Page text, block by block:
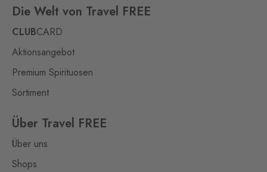
Die Welt von Travel FREE
CLUBCARD
Aktionsangebot
Premium Spirituosen
Sortiment
Über Travel FREE
Über uns
Shops